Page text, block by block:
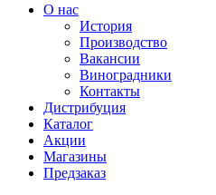
О нас
История
Производство
Вакансии
Виноградники
Контакты
Дистрибуция
Каталог
Акции
Магазины
Предзаказ